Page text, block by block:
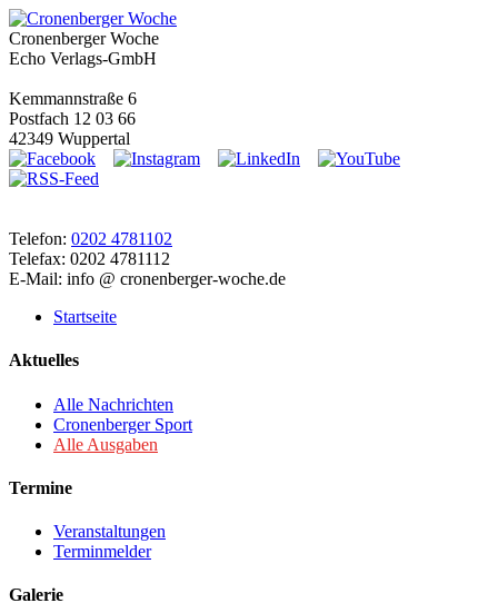
Cronenberger Woche
Echo Verlags-GmbH
Kemmannstraße 6
Postfach 12 03 66
42349 Wuppertal
Telefon: 0202 4781102
Telefax: 0202 4781112
E-Mail: info @ cronenberger-woche.de
Startseite
Aktuelles
Alle Nachrichten
Cronenberger Sport
Alle Ausgaben
Termine
Veranstaltungen
Terminmelder
Galerie